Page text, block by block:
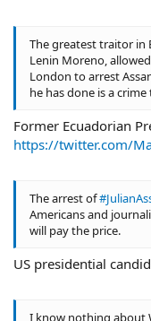
The greatest traitor in
Lenin Moreno,
London to arrest
he has done is a
Former Ecuadorian
https://twitter.com/
The arrest of
Americans and
will pay the price.
US presidential
I know nothing about